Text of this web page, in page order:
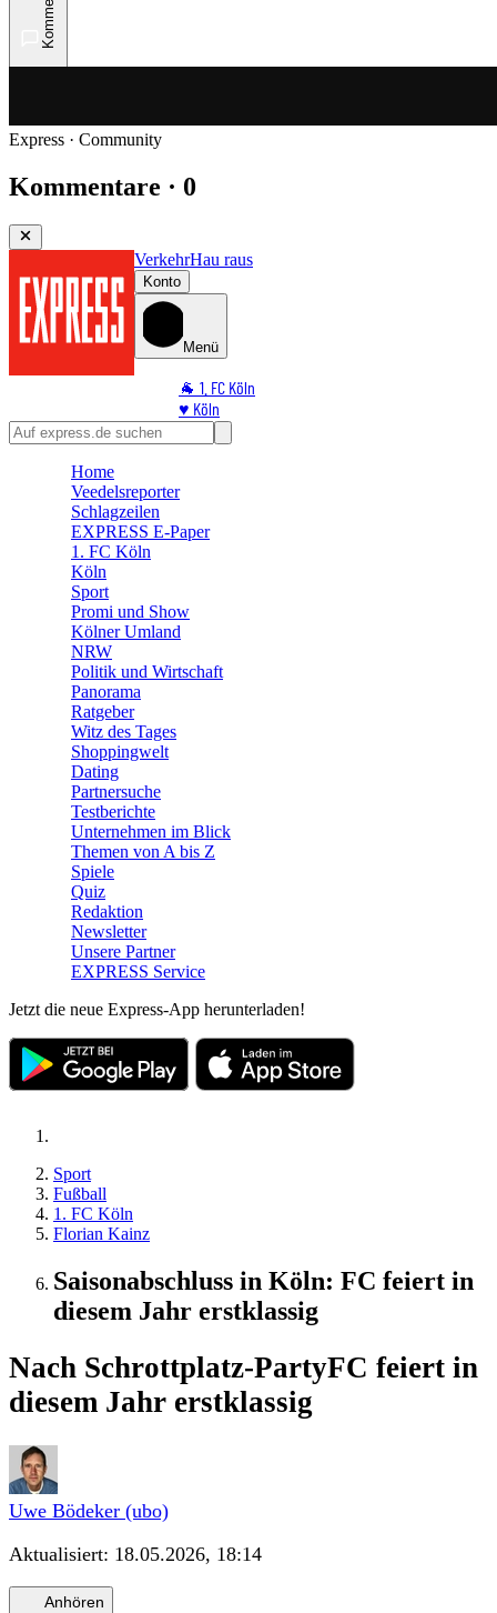
Express · Community
Kommentare · 0
VerkehrHau raus
Konto
Menü
🐐 1. FC Köln
♥️ Köln
⭐ Promi
🛒 Shoppingwelt
Home
Veedelsreporter
Schlagzeilen
EXPRESS E-Paper
1. FC Köln
Köln
Sport
Promi und Show
Kölner Umland
NRW
Politik und Wirtschaft
Panorama
Ratgeber
Witz des Tages
Shoppingwelt
Dating
Partnersuche
Testberichte
Unternehmen im Blick
Themen von A bis Z
Spiele
Quiz
Redaktion
Newsletter
Unsere Partner
EXPRESS Service
Jetzt die neue Express-App herunterladen!
Sport
Fußball
1. FC Köln
Florian Kainz
Saisonabschluss in Köln: FC feiert in
diesem Jahr erstklassig
Nach Schrottplatz-PartyFC feiert in
diesem Jahr erstklassig
Uwe Bödeker (ubo)
Aktualisiert: 18.05.2026, 18:14
Anhören